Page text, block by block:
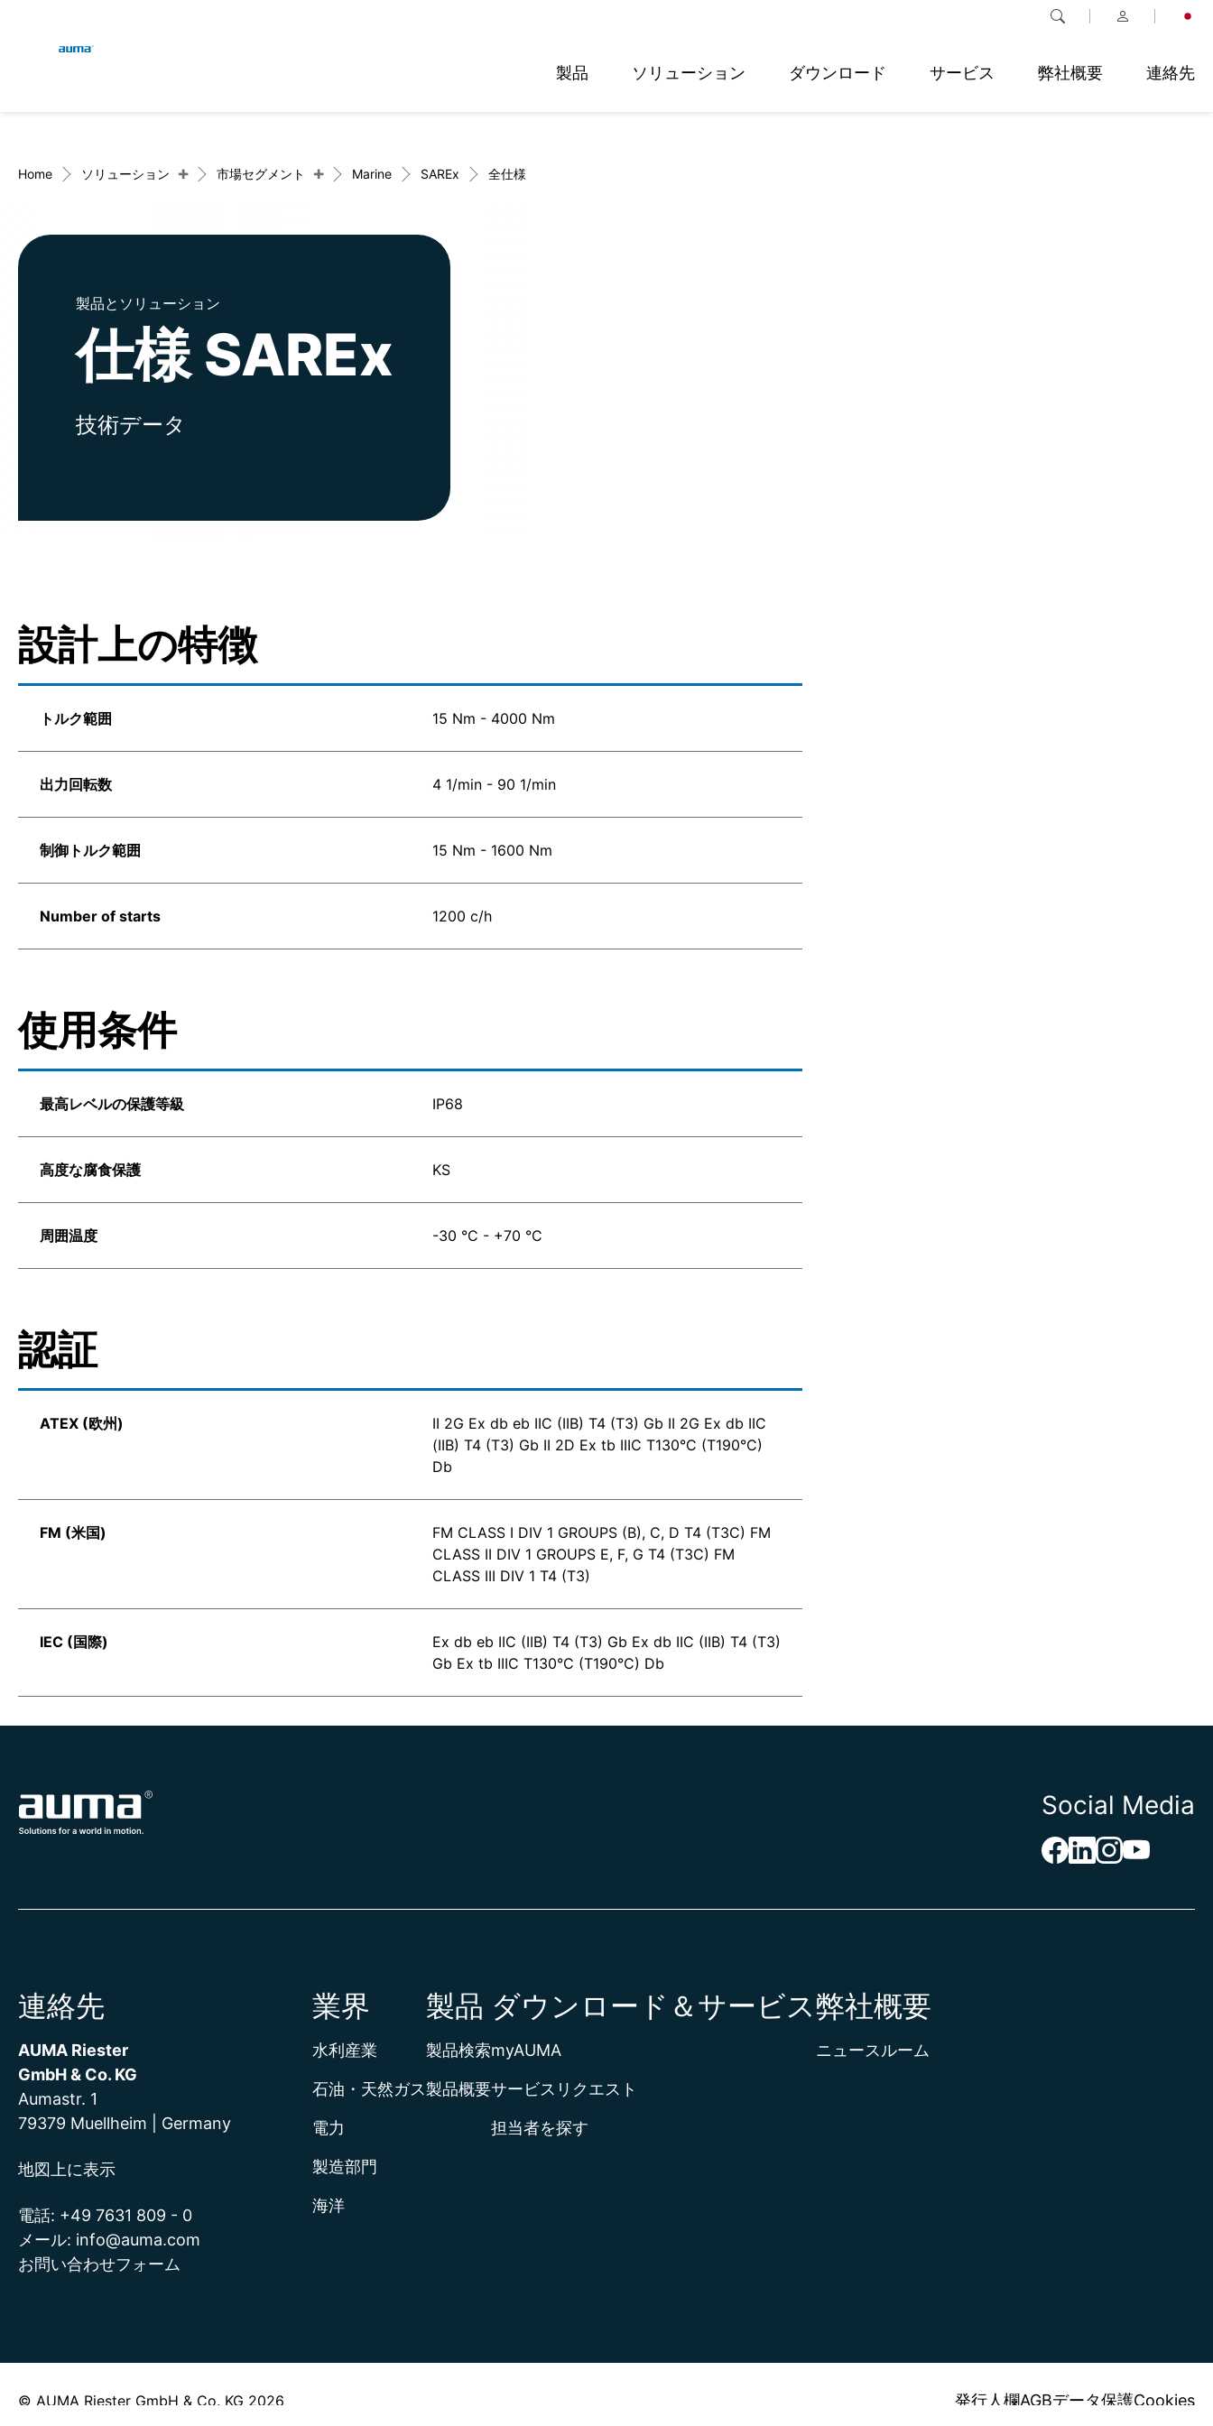
製品 ソリューション ダウンロード サービス 弊社概要 連絡先
ヨーロッパ
アジア・太平洋地域
Home ソリューション + 市場セグメント + Marine SAREx 全仕様
製品とソリューション
仕様 SAREx
技術データ
設計上の特徴
トルク範囲 15 Nm - 4000 Nm
出力回転数 4 1/min - 90 1/min
制御トルク範囲 15 Nm - 1600 Nm
Number of starts 1200 c/h
使用条件
最高レベルの保護等級 IP68
高度な腐食保護 KS
周囲温度 -30 °C - +70 °C
認証
ATEX (欧州)
II 2G Ex db eb IIC (IIB) T4 (T3) Gb II 2G Ex db IIC
(IIB) T4 (T3) Gb II 2D Ex tb IIIC T130°C (T190°C)
Db
FM (米国)
FM CLASS I DIV 1 GROUPS (B), C, D T4 (T3C) FM
CLASS II DIV 1 GROUPS E, F, G T4 (T3C) FM
CLASS III DIV 1 T4 (T3)
IEC (国際)
Ex db eb IIC (IIB) T4 (T3) Gb Ex db IIC (IIB) T4 (T3)
Gb Ex tb IIIC T130°C (T190°C) Db
Social Media
連絡先
AUMA Riester
GmbH & Co. KG
Aumastr. 1
79379 Muellheim | Germany
地図上に表示
電話: +49 7631 809 - 0
メール: info@auma.com
お問い合わせフォーム
業界
水利産業
石油・天然ガス
電力
製造部門
海洋
製品
製品検索
製品概要
ダウンロード＆サービス
myAUMA
サービスリクエスト
担当者を探す
弊社概要
ニュースルーム
© AUMA Riester GmbH & Co. KG 2026 発行人欄AGBデータ保護Cookies